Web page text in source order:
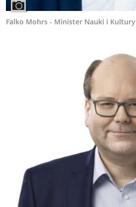
Falko Mohrs - Minister Nauki i Kultury